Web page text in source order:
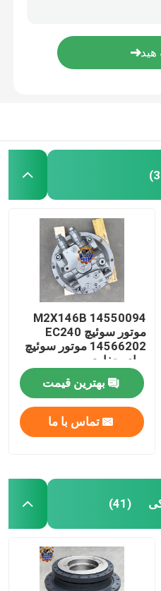
M2X146B 14550094
موتور سوئیچ EC240
14566202 موتور سوئیچ
برای حفاری
بهترین قیمت
تماس با ما
(41)